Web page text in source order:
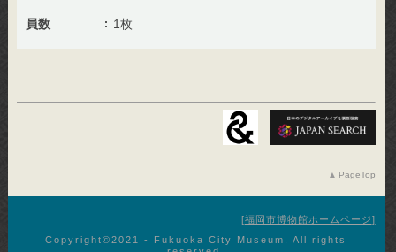
員数 1枚
PageTop
福岡市博物館ホームページ
Copyright©︎2021 - Fukuoka City Museum. All rights